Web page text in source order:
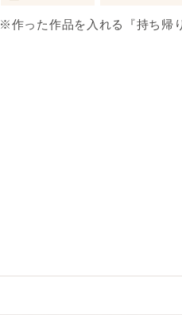
※作った作品を入れる『持ち帰